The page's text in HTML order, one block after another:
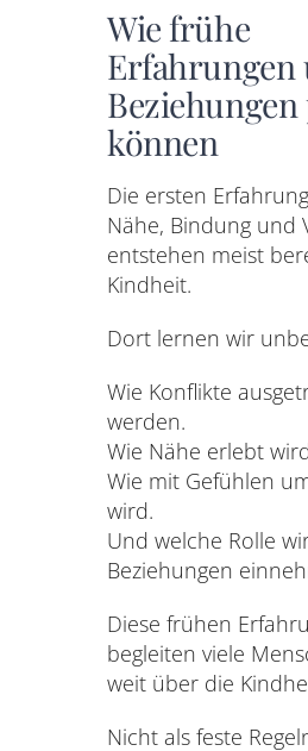
Wie frühe
Erfahrungen
können
Die ersten
Nähe, Bindung und
entstehen meist
Kindheit.
Dort lernen wir
Wie Konflikte
werden.
Wie Nähe erlebt
Wie mit Gefühlen
wird.
Und welche Rolle
Beziehungen
Diese frühen
begleiten viele
weit über die
Nicht als feste